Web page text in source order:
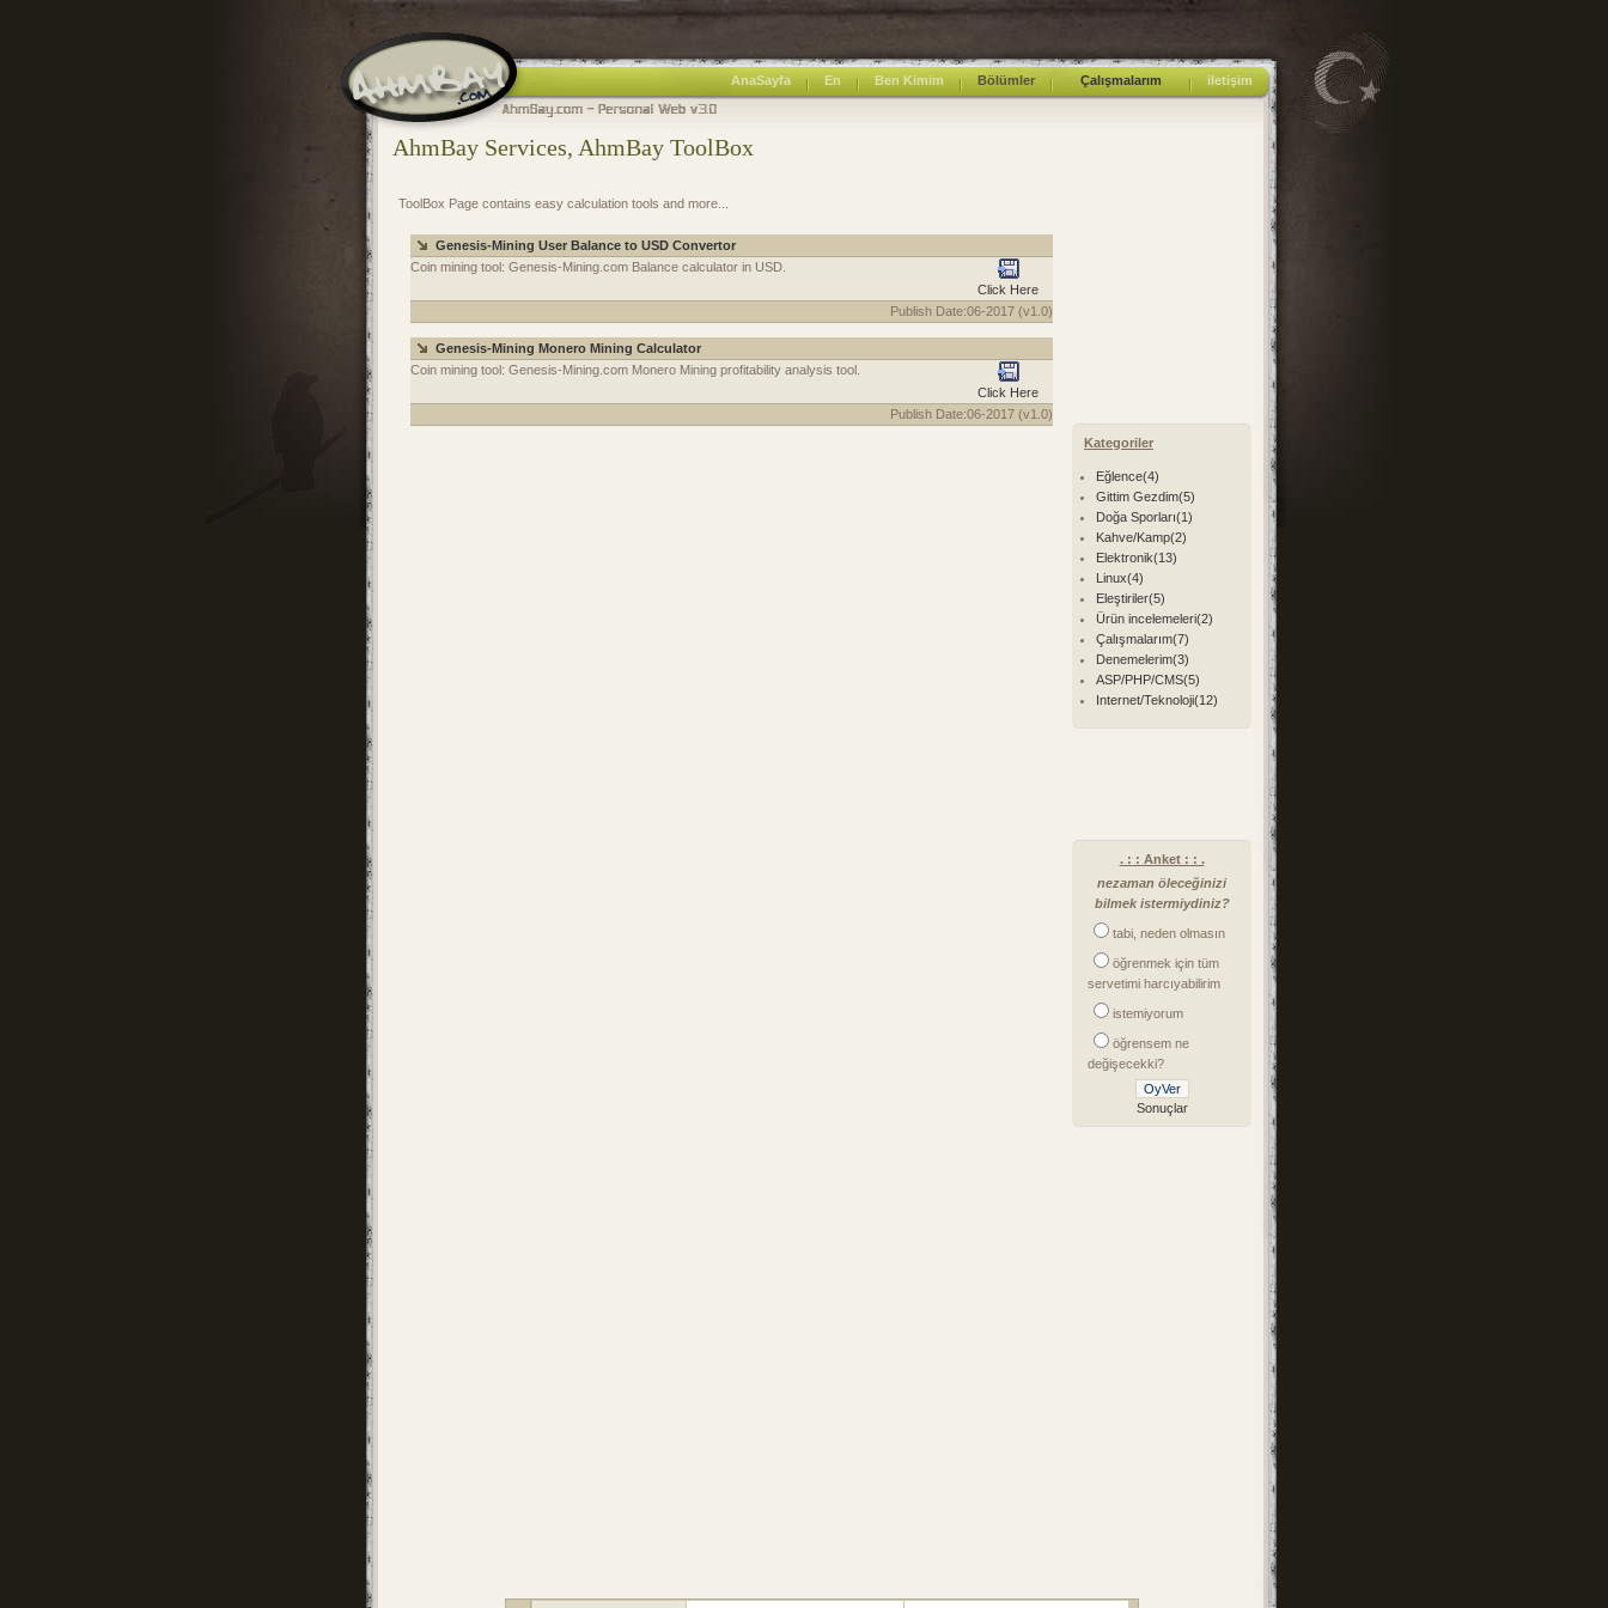
AnaSayfa En Ben Kimim Bölümler Çalışmalarım iletişim
AhmBay Services, AhmBay ToolBox
ToolBox Page contains easy calculation tools and more...
Genesis-Mining User Balance to USD Convertor
Coin mining tool: Genesis-Mining.com Balance calculator in USD.
Click Here
Publish Date:06-2017 (v1.0)
Genesis-Mining Monero Mining Calculator
Coin mining tool: Genesis-Mining.com Monero Mining profitability analysis tool.
Click Here
Publish Date:06-2017 (v1.0)
Kategoriler
Eğlence(4)
Gittim Gezdim(5)
Doğa Sporları(1)
Kahve/Kamp(2)
Elektronik(13)
Linux(4)
Eleştiriler(5)
Ürün incelemeleri(2)
Çalışmalarım(7)
Denemelerim(3)
ASP/PHP/CMS(5)
Internet/Teknoloji(12)
. : : Anket : : .
nezaman öleceğinizi
bilmek istermiydiniz?
tabi, neden olmasın
öğrenmek için tüm
servetimi harcıyabilirim
istemiyorum
öğrensem ne
değişecekki?
Sonuçlar